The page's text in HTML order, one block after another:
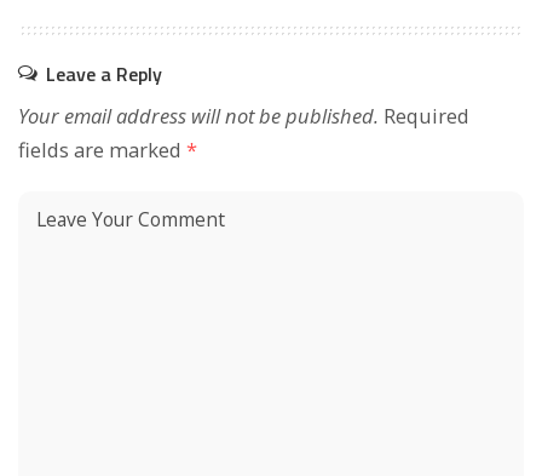
Leave a Reply
Your email address will not be published. Required
fields are marked *